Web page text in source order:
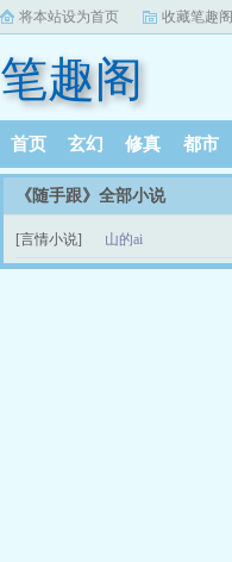
将本站设为首页 收藏笔趣阁
笔趣阁
首页 玄幻 修真 都市
《随手跟》全部小说
[言情小说] 山的ai